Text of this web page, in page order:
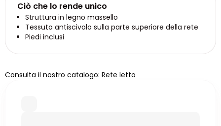
Ciò che lo rende unico
Struttura in legno massello
Tessuto antiscivolo sulla parte superiore della rete
Piedi inclusi
Consulta il nostro catalogo: Rete letto